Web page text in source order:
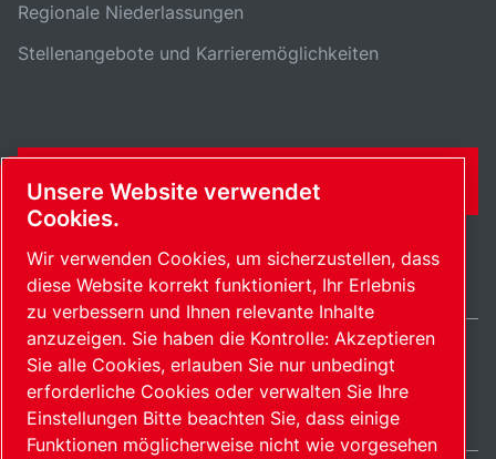
Regionale Niederlassungen
Stellenangebote und Karrieremöglichkeiten
KONTAKTFORMULAR
SitemapCookies verwalten© 2026 Copyright.
Germany / DE
Unsere Website verwendet
Cookies.
Wir verwenden Cookies, um sicherzustellen, dass
diese Website korrekt funktioniert, Ihr Erlebnis
zu verbessern und Ihnen relevante Inhalte
anzuzeigen. Sie haben die Kontrolle: Akzeptieren
Sie alle Cookies, erlauben Sie nur unbedingt
erforderliche Cookies oder verwalten Sie Ihre
Einstellungen Bitte beachten Sie, dass einige
Funktionen möglicherweise nicht wie vorgesehen